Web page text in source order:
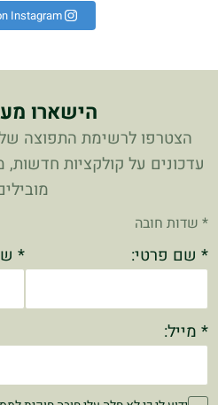
Instagram
הישארו
הצטרפו לרשימת התפוצה
עדכונים על קולקציות חדשות,
* שדות חובה
* שם פרטי: *
* מייל: